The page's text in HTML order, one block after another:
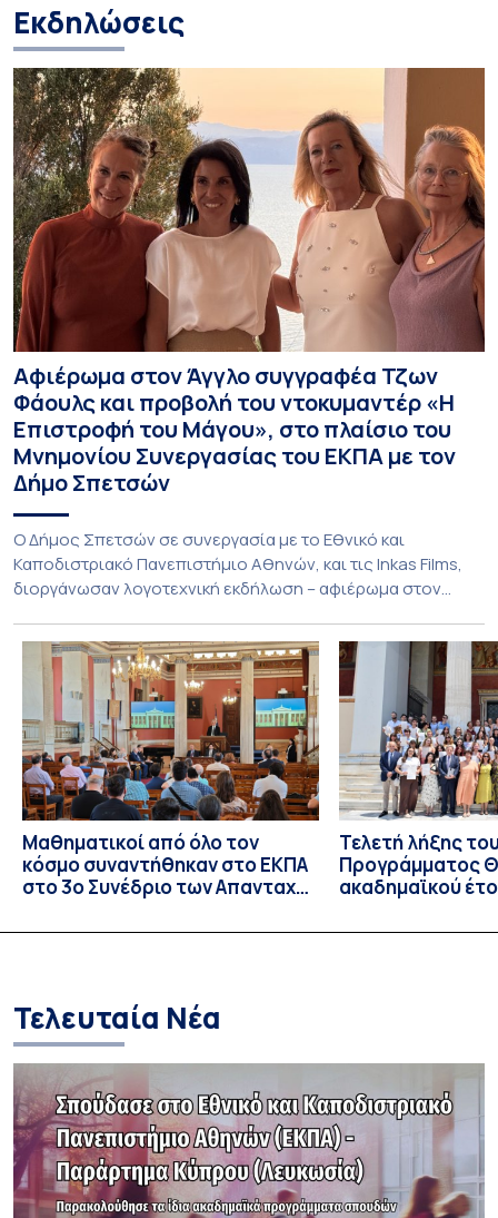
Εκδηλώσεις
Αφιέρωμα στον Άγγλο συγγραφέα Τζων
Φάουλς και προβολή του ντοκυμαντέρ «Η
Επιστροφή του Μάγου», στο πλαίσιο του
Μνημονίου Συνεργασίας του ΕΚΠΑ με τον
Δήμο Σπετσών
Ο Δήμος Σπετσών σε συνεργασία με το Εθνικό και
Καποδιστριακό Πανεπιστήμιο Αθηνών, και τις Inkas Films,
διοργάνωσαν λογοτεχνική εκδήλωση – αφιέρωμα στον
20ού αιώνα, με την προβολή του ντοκυμαντέρ «Η
επιστροφή του Μάγου». Η εκδήλωση διοργανώθηκε στο
πλαίσιο της συνεργασίας του Δήμου Σπετσών και του
Εθνικού και Καποδιστριακού […]
Μαθηματικοί από όλο τον
κόσμο συναντήθηκαν στο ΕΚΠΑ
στο 3ο Συνέδριο των Απανταχού
Τελετή λήξης
Προγράμματος
ακαδημαϊκού
Σπουδών στους
Τελευταία Νέα